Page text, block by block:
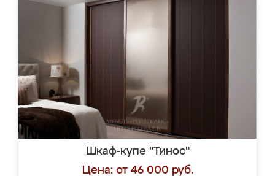
Шкаф-купе "Тинос"
Цена: от 46 000 руб.